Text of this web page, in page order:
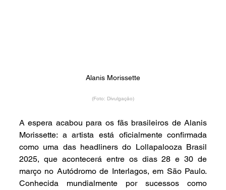
Alanis Morissette
(Foto: Divulgação)
A espera acabou para os fãs brasileiros de Alanis
Morissette: a artista está oficialmente confirmada
como uma das headliners do Lollapalooza Brasil
2025, que acontecerá entre os dias 28 e 30 de
março no Autódromo de Interlagos, em São Paulo.
Conhecida mundialmente por sucessos como